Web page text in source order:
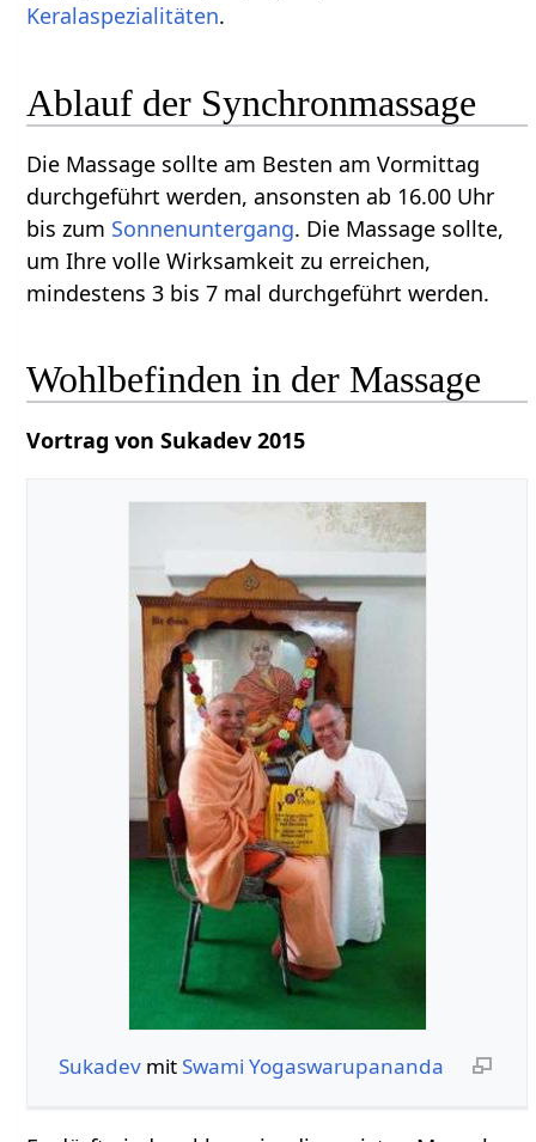
Keralaspezialitäten.
Ablauf der Synchronmassage
Die Massage sollte am Besten am Vormittag
durchgeführt werden, ansonsten ab 16.00 Uhr
bis zum Sonnenuntergang. Die Massage sollte,
um Ihre volle Wirksamkeit zu erreichen,
mindestens 3 bis 7 mal durchgeführt werden.
Wohlbefinden in der Massage
Vortrag von Sukadev 2015
Sukadevmit Swami Yogaswarupananda